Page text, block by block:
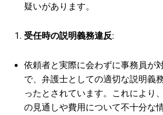
疑いがあります。
受任時の説明義務違反:
依頼者と実際に会わずに事務員が
で、弁護士としての適切な説明義
ったとされています。これにより
の見通しや費用について不十分な